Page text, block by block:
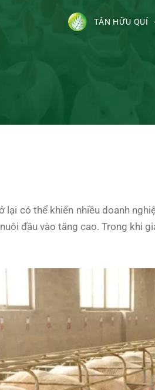
TÂN HỮU QUÍ
lại có thể khiến nhiều doanh
đầu vào tăng cao. Trong khi